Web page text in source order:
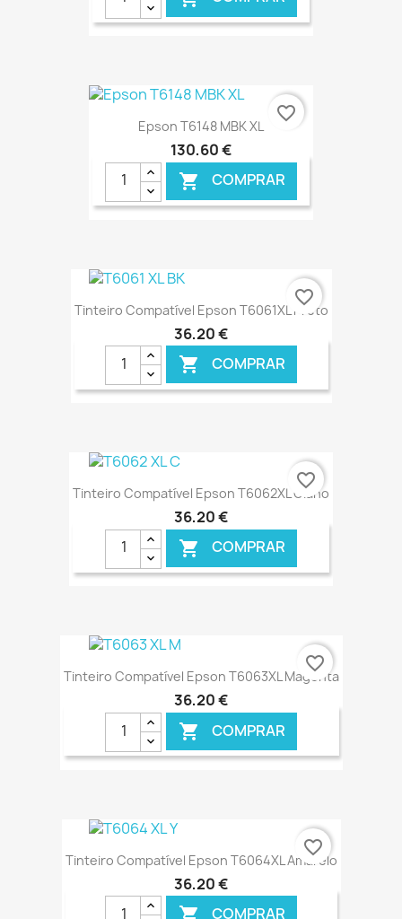
€ ONLINE
Epson T6148 MBK XL
130,60 €
 COMPRAR
€ ONLINE
favorite_border
Tinteiro Compatível Epson T6061XL Preto
36,20 €
 COMPRAR
€ ONLINE
favorite_border
Tinteiro Compatível Epson T6062XL Ciano
36,20 €
 COMPRAR
€ ONLINE
favorite_border
Tinteiro Compatível Epson T6063XL Magenta
36,20 €
 COMPRAR
€ ONLINE
favorite_border
Tinteiro Compatível Epson T6064XL Amarelo
36,20 €
COMPRAR
favorite_border